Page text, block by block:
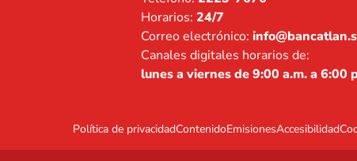
Horarios: 24/7
Correo electrónico:
Canales digitales horarios de:
lunes a viernes de 9:00 a.m. a 6:00
Política de privacidadContenidoEmisionesAccesibilidad